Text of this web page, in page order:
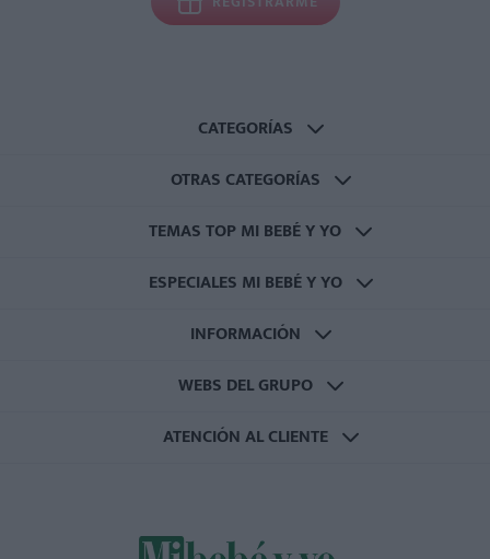
CATEGORÍAS
OTRAS CATEGORÍAS
TEMAS TOP MI BEBÉ Y YO
ESPECIALES MI BEBÉ Y YO
INFORMACIÓN
WEBS DEL GRUPO
ATENCIÓN AL CLIENTE